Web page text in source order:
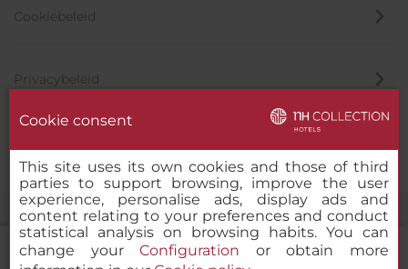
Cookiebeleid
Privacybeleid
Cookie consent
This site uses its own cookies and those of third
parties to support browsing, improve the user
experience, personalise ads, display ads and
content relating to your preferences and conduct
statistical analysis on browsing habits. You can
change yourConfiguration or obtain more